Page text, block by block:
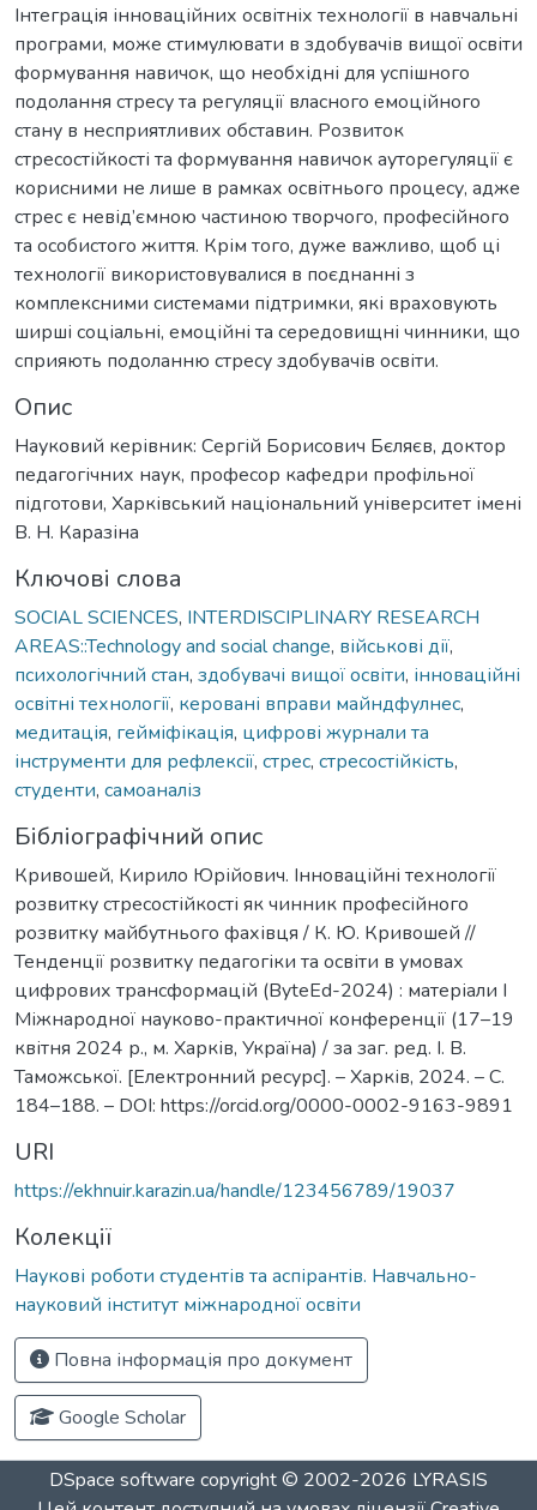
Інтеграція інноваційних освітніх технології в навчальні
програми, може стимулювати в здобувачів вищої освіти
формування навичок, що необхідні для успішного
подолання стресу та регуляції власного емоційного
стану в несприятливих обставин. Розвиток
стресостійкості та формування навичок ауторегуляції є
корисними не лише в рамках освітнього процесу, адже
стрес є невід’ємною частиною творчого, професійного
та особистого життя. Крім того, дуже важливо, щоб ці
технології використовувалися в поєднанні з
комплексними системами підтримки, які враховують
ширші соціальні, емоційні та середовищні чинники, що
сприяють подоланню стресу здобувачів освіти.
Опис
Науковий керівник: Сергій Борисович Бєляєв, доктор
педагогічних наук, професор кафедри профільної
підготови, Харківський національний університет імені
В. Н. Каразіна
Ключові слова
SOCIAL SCIENCES, INTERDISCIPLINARY RESEARCH
AREAS::Technology and social change, військові дії,
психологічний стан, здобувачі вищої освіти, інноваційні
освітні технології, керовані вправи майндфулнес,
медитація, гейміфікація, цифрові журнали та
інструменти для рефлексії, стрес, стресостійкість,
студенти, самоаналіз
Бібліографічний опис
Кривошей, Кирило Юрійович. Інноваційні технології
розвитку стресостійкості як чинник професійного
розвитку майбутнього фахівця / К. Ю. Кривошей //
Тенденції розвитку педагогіки та освіти в умовах
цифрових трансформацій (ВyteEd-2024) : матеріали I
Міжнародної науково-практичної конференції (17–19
квітня 2024 р., м. Харків, Україна) / за заг. ред. І. В.
Таможської. [Електронний ресурс]. – Харків, 2024. – С.
184–188. – DOI: https://orcid.org/0000-0002-9163-9891
URI
https://ekhnuir.karazin.ua/handle/123456789/19037
Колекції
Наукові роботи студентів та аспірантів. Навчально-
науковий інститут міжнародної освіти
Повна інформація про документ
Google Scholar
DSpace software copyright © 2002-2026 LYRASIS